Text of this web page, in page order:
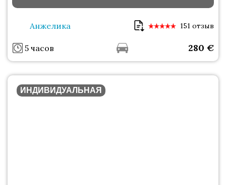
Анжелика 151 отзыв
5 часов 280 €
ИНДИВИДУАЛЬНАЯ